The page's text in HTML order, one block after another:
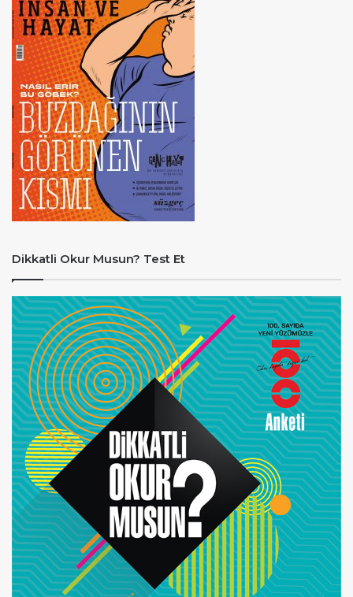
Dikkatli Okur Musun? Test Et